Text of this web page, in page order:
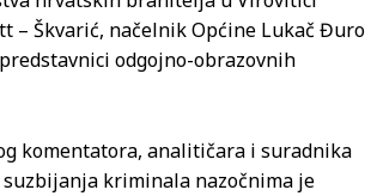
– Škvarić, načelnik Općine Lukač Đuro
odgojno-obrazovnih
komentatora, analitičara i suradnika
kriminala nazočnima je